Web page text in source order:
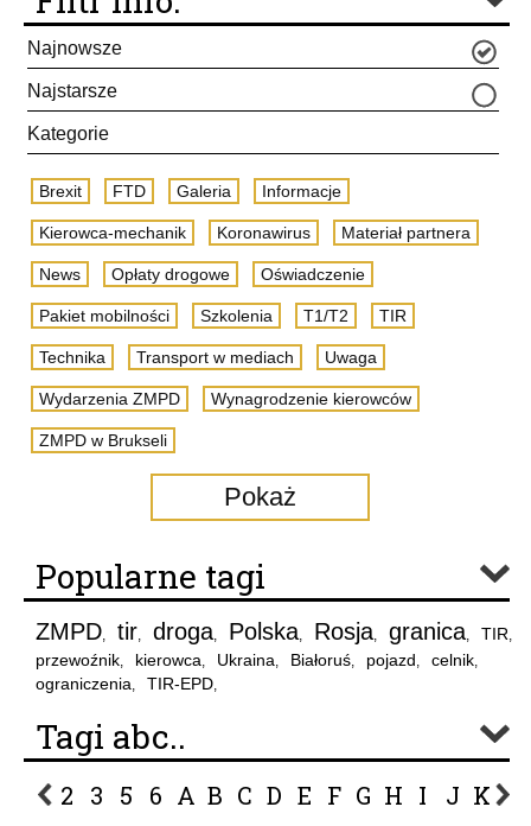
Najnowsze
Najstarsze
Kategorie
Brexit FTD Galeria Informacje
Kierowca-mechanik Koronawirus Materiał partnera
News Opłaty drogowe Oświadczenie
Pakiet mobilności Szkolenia T1/T2 TIR
Technika Transport w mediach Uwaga
Wydarzenia ZMPD Wynagrodzenie kierowców
ZMPD w Brukseli
Pokaż
Popularne tagi
ZMPD, tir, droga, Polska, Rosja, granica, TIR,
przewoźnik, kierowca, Ukraina, Białoruś, pojazd, celnik,
ograniczenia, TIR-EPD,
Tagi abc..
2 3 5 6 A B C D E F G H I J K L